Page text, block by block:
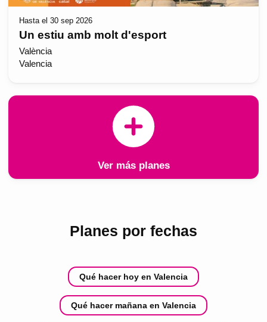
Hasta el 30 sep 2026
Un estiu amb molt d'esport
València
Valencia
Ver más planes
Planes por fechas
Qué hacer hoy en Valencia
Qué hacer mañana en Valencia